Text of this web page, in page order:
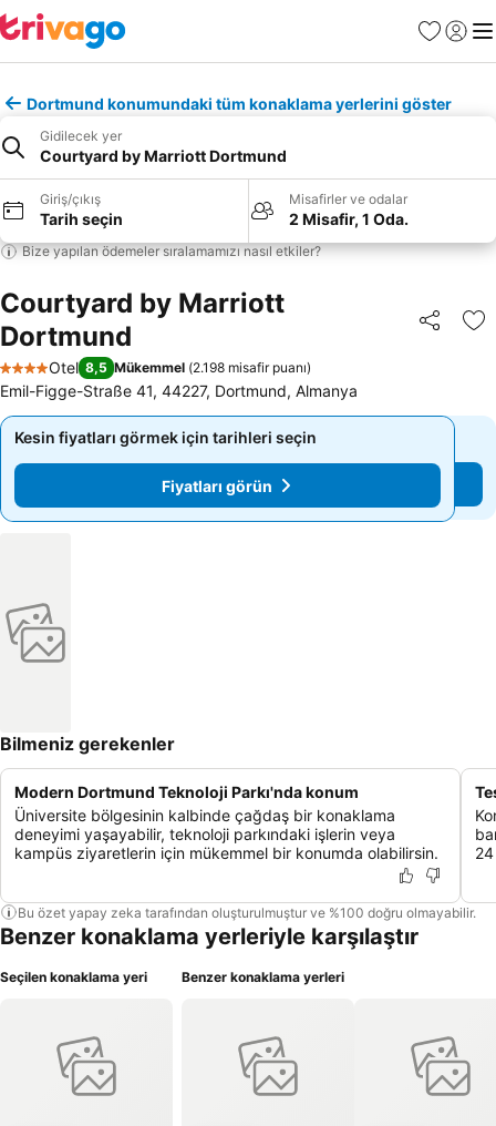
Favoriler
Giriş
Dortmund konumundaki tüm konaklama yerlerini göster
Gidilecek yer
Courtyard by Marriott Dortmund
Giriş/çıkış
Tarih seçin
Misafirler ve odalar
2 Misafir, 1 Oda.
Bize yapılan ödemeler sıralamamızı nasıl etkiler?
Courtyard by Marriott
Dortmund
Paylaş
4 Yıldız
Otel 8,5 Mükemmel (2.198 misafir puanı)
Emil-Figge-Straße 41, 44227, Dortmund, Almanya
Kesin fiyatları görmek için tarihleri seçin
Fiyatları görün
Kesin fiyatları görmek için tarihleri seçin
Fiyatları görün
Bilmeniz gerekenler
Modern Dortmund Teknoloji Parkı'nda konum
Üniversite bölgesinin kalbinde çağdaş bir konaklama
deneyimi yaşayabilir, teknoloji parkındaki işlerin veya
kampüs ziyaretlerin için mükemmel bir konumda olabilirsin.
Bu özet yapay zeka tarafından oluşturulmuştur ve %100 doğru olmayabilir.
Benzer konaklama yerleriyle karşılaştır
Seçilen konaklama yeri Benzer konaklama yerleri